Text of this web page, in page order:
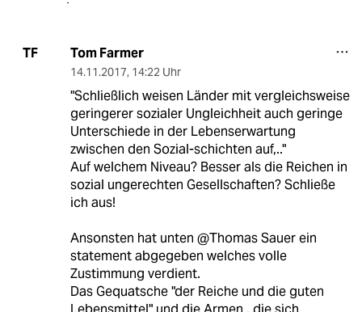
TF Tom Farmer
14.11.2017, 14:22 Uhr
"Schließlich weisen Länder mit vergleichsweise
geringerer sozialer Ungleichheit auch geringe
Unterschiede in der Lebenserwartung
zwischen den Sozial-schichten auf,.."
Auf welchem Niveau? Besser als die Reichen in
sozial ungerechten Gesellschaften? Schließe
ich aus!
Ansonsten hat unten @Thomas Sauer ein
statement abgegeben welches volle
Zustimmung verdient.
Das Gequatsche "der Reiche und die guten